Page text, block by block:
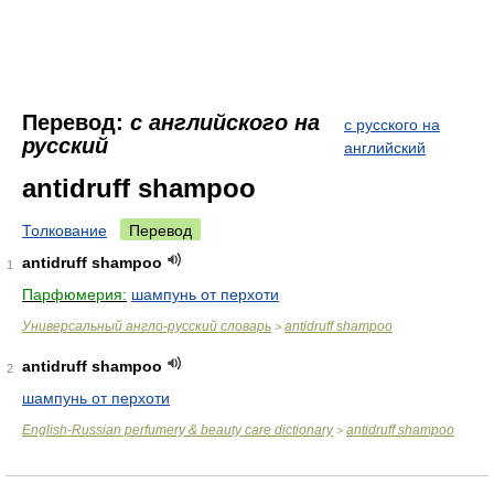
Перевод: с английского на
русский
с русского на
английский
antidruff shampoo
Толкование Перевод
1
antidruff shampoo
Парфюмерия: шампунь от перхоти
Универсальный англо-русский словарь > antidruff shampoo
2
antidruff shampoo
шампунь от перхоти
English-Russian perfumery & beauty care dictionary> antidruff shampoo